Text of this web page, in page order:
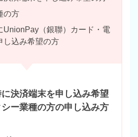
の方
UnionPay（銀聯）カード・電
し込み希望の方
決済端末を申し込み希望
シー業種の方の申し込み方